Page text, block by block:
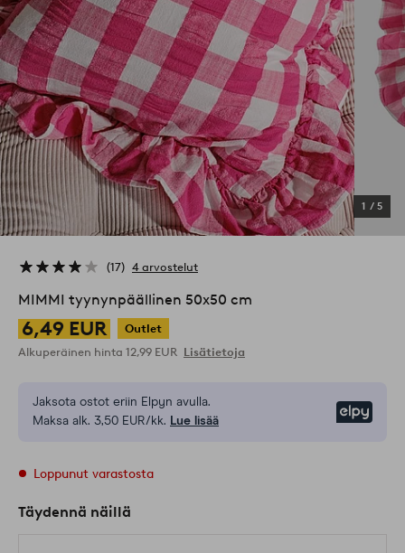
1 / 5
17 4 arvostelut
MIMMI tyynynpäällinen 50x50 cm
6,49 EUR
Outlet
Alkuperäinen hinta 12,99 EUR Lisätietoja
Jaksota ostot eriin Elpyn avulla.
Maksa alk. 3,50 EUR/kk. Lue lisää
Loppunut varastosta
Täydennä näillä